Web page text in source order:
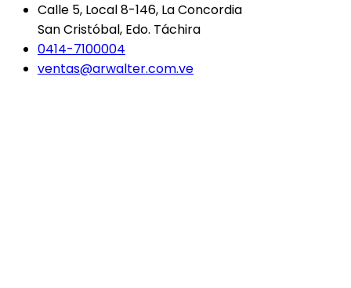
Calle 5, Local 8-146, La Concordia
San Cristóbal, Edo. Táchira
0414-7100004
ventas@arwalter.com.ve